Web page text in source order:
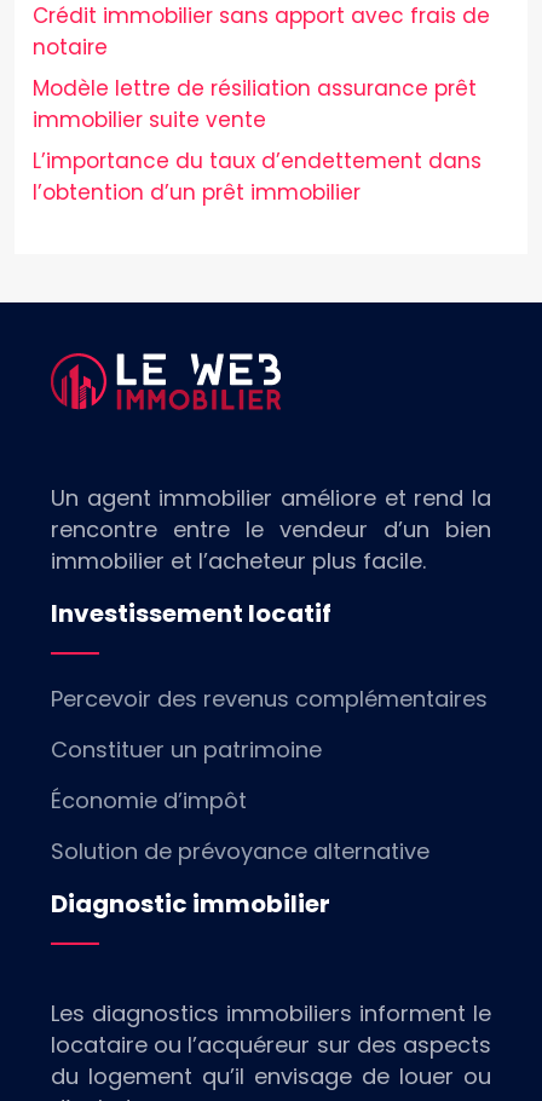
Crédit immobilier sans apport avec frais de
notaire
Modèle lettre de résiliation assurance prêt
immobilier suite vente
L’importance du taux d’endettement dans
l’obtention d’un prêt immobilier
Un agent immobilier améliore et rend la
rencontre entre le vendeur d’un bien
immobilier et l’acheteur plus facile.
Investissement locatif
Percevoir des revenus complémentaires
Constituer un patrimoine
Économie d’impôt
Solution de prévoyance alternative
Diagnostic immobilier
Les diagnostics immobiliers informent le
locataire ou l’acquéreur sur des aspects
du logement qu’il envisage de louer ou